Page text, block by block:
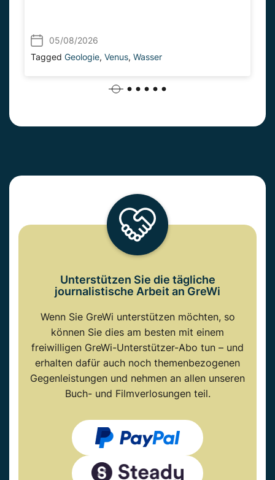
05/08/2026
Tagged Geologie, Venus, Wasser
Unterstützen Sie die tägliche
journalistische Arbeit an GreWi
Wenn Sie GreWi unterstützen möchten, so
können Sie dies am besten mit einem
freiwilligen GreWi-Unterstützer-Abo tun – und
erhalten dafür auch noch themenbezogenen
Gegenleistungen und nehmen an allen unseren
Buch- und Filmverlosungen teil.